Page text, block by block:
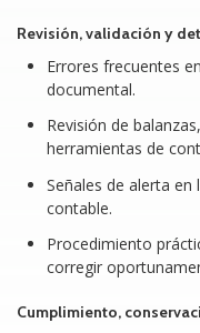
Revisión, validación y
Errores frecuentes
documental.
Revisión de
herramientas de
Señales de alerta
contable.
Procedimiento
corregir
Cumplimiento,